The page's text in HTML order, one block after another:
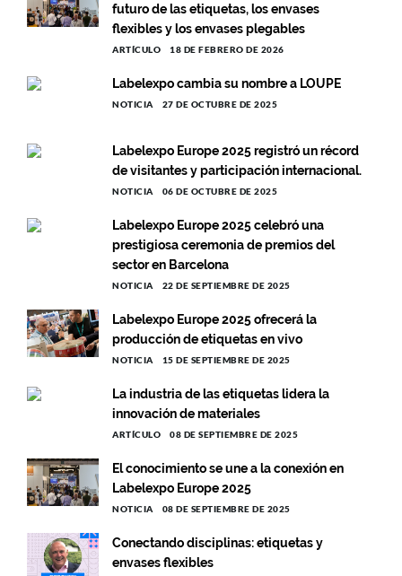
futuro de las etiquetas, los envases
flexibles y los envases plegables
ARTÍCULO 18 DE FEBRERO DE 2026
Labelexpo cambia su nombre a LOUPE
NOTICIA 27 DE OCTUBRE DE 2025
Labelexpo Europe 2025 registró un récord
de visitantes y participación internacional.
NOTICIA 06 DE OCTUBRE DE 2025
Labelexpo Europe 2025 celebró una
prestigiosa ceremonia de premios del
sector en Barcelona
NOTICIA 22 DE SEPTIEMBRE DE 2025
Labelexpo Europe 2025 ofrecerá la
producción de etiquetas en vivo
NOTICIA 15 DE SEPTIEMBRE DE 2025
La industria de las etiquetas lidera la
innovación de materiales
ARTÍCULO 08 DE SEPTIEMBRE DE 2025
El conocimiento se une a la conexión en
Labelexpo Europe 2025
NOTICIA 08 DE SEPTIEMBRE DE 2025
Conectando disciplinas: etiquetas y
envases flexibles